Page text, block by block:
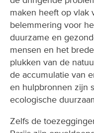
maken heeft op vlak
belemmering voor
duurzame en
mensen en het
plukken van de
de accumulatie van
en hulpbronnen zijn
ecologische
Zelfs de